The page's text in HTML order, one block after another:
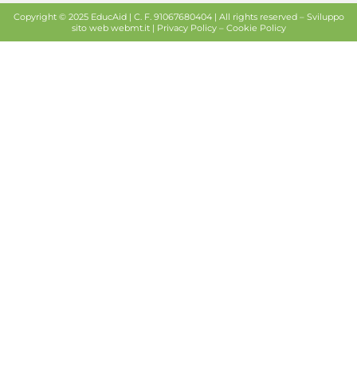
Copyright © 2025 EducAid | C. F. 91067680404 | All rights reserved – Sviluppo
sito webwebmt.it | Privacy Policy– Cookie Policy